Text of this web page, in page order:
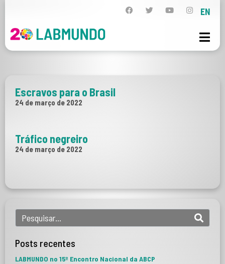
EN
Escravos para o Brasil
24 de março de 2022
Tráfico negreiro
24 de março de 2022
Posts recentes
LABMUNDO no 15º Encontro Nacional da ABCP